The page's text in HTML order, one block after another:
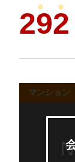
292
マンション